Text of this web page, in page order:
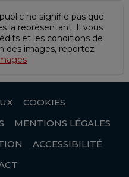
ne signifie pas que
la représentant. Il vous
et les conditions de
des images, reportez
COOKIES
MENTIONS LÉGALES
ACCESSIBILITÉ